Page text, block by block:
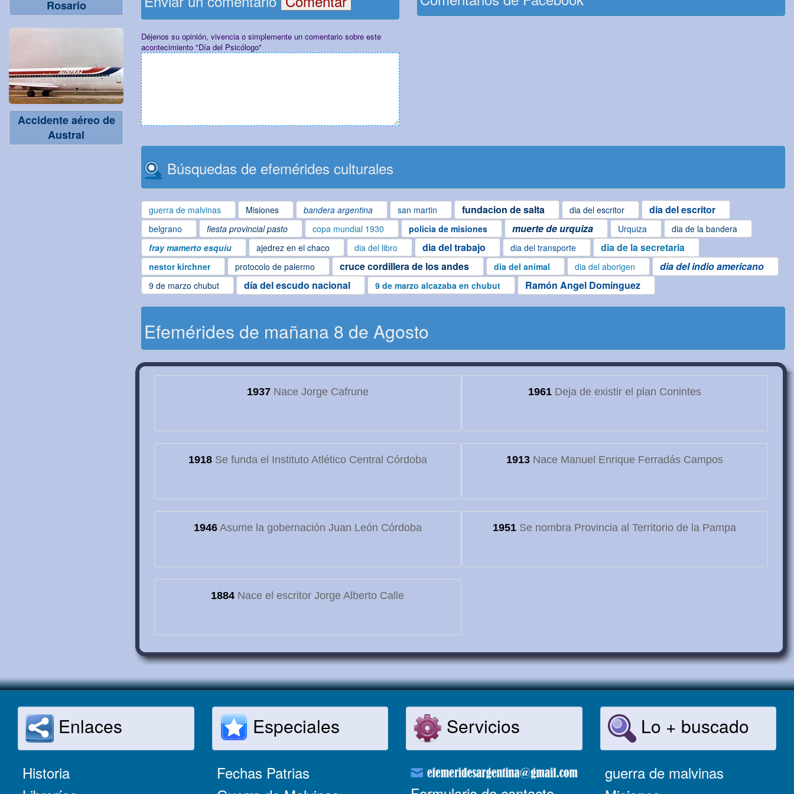
Rosario
Accidente aéreo de
Austral
Déjenos su opinión, vivencia o simplemente un comentario sobre este
acontecimiento "Día del Psicólogo"
Búsquedas de efemérides culturales
guerra de malvinas Misiones bandera argentina san martin fundacion de salta dia del escritor dia del escritor
belgrano fiesta provincial pasto copa mundial 1930 policia de misiones muerte de urquiza Urquiza
dia de la bandera
fray mamerto esquiu
ajedrez en el chaco dia del libro dia del trabajo dia del transporte dia de la secretaria
nestor kirchner protocolo de palermo cruce cordillera de los andes dia del animal dia del aborigen dia del indio americano
9 de marzo chubut día del escudo nacional 9 de marzo alcazaba en chubut Ramón Angel Domínguez
Efemérides de mañana 8 de Agosto
1937Nace Jorge Cafrune 1961Deja de existir el plan Conintes
1918Se funda el Instituto Atlético Central Córdoba 1913Nace Manuel Enrique Ferradás Campos
1946Asume la gobernación Juan León Córdoba 1951 Se nombra Provincia al Territorio de la Pampa
1884 Nace el escritor Jorge Alberto Calle
Enlaces
Historia
Especiales
Fechas Patrias
Servicios Lo + buscado
guerra de malvinas